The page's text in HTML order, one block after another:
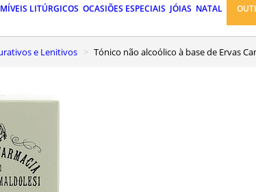
LITÚRGICOS OCASIÕES ESPECIAIS JÓIAS NATAL
e Lenitivos Tónico não alcoólico à base de Ervas